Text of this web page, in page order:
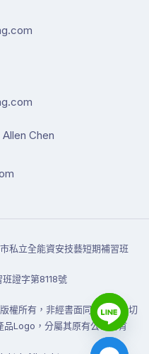
Chen
私立全能資安技藝短期補習班
證字第8118號
權所有，非經書面同意禁止一切
品Logo，分屬其原有公司所有